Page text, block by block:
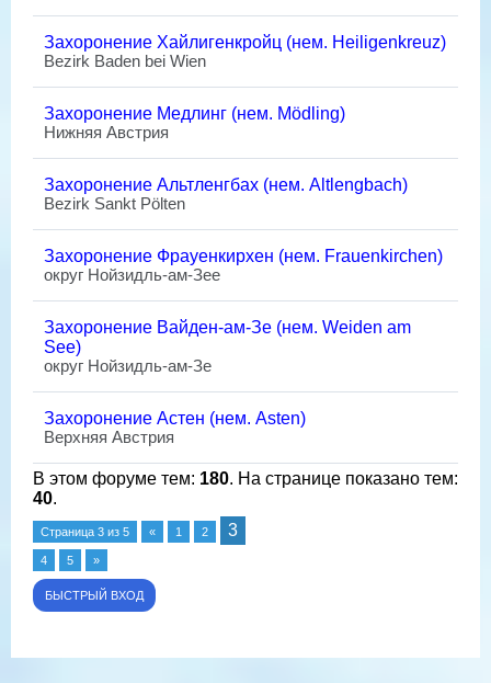
Захоронение Хайлигенкройц (нем. Heiligenkreuz)
Bezirk Baden bei Wien
Захоронение Медлинг (нем. Mödling)
Нижняя Австрия
Захоронение Альтленгбах (нем. Altlengbach)
Bezirk Sankt Pölten
Захоронение Фрауенкирхен (нем. Frauenkirchen)
округ Нойзидль-ам-Зее
Захоронение Вайден-ам-Зе (нем. Weiden am
See)
округ Нойзидль-ам-Зе
Захоронение Астен (нем. Asten)
Верхняя Австрия
В этом форуме тем: 180. На странице показано тем:
40.
Страница 3 из 5 « 1 2 3
4 5 »